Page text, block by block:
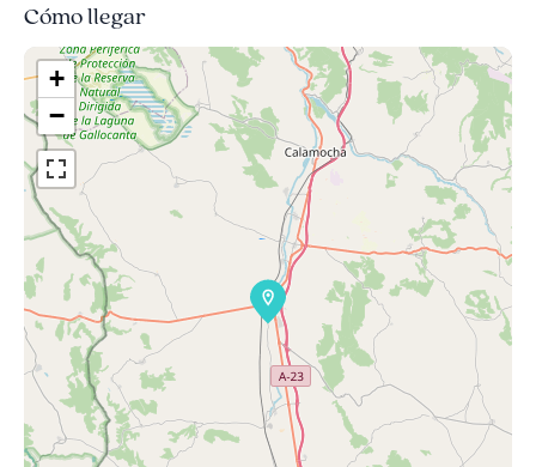
Cómo llegar
+
−